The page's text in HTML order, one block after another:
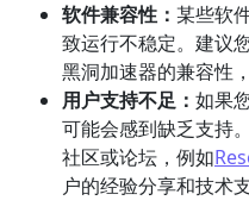
软件兼容性： 某些软
致运行不稳定。建议
黑洞加速器的兼容性
用户支持不足： 如果
可能会感到缺乏支持
社区或论坛，例如
户的经验分享和技术支